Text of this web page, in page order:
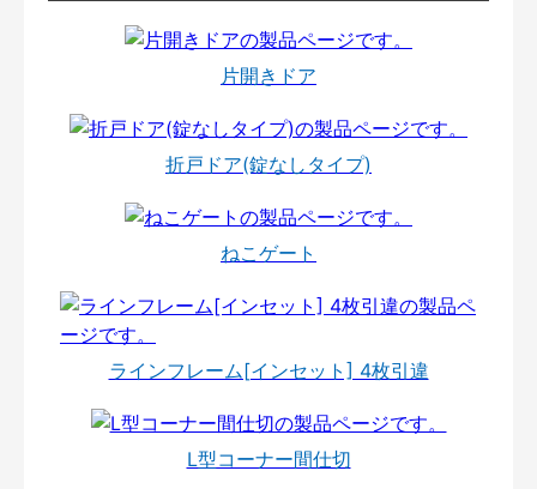
片開きドア
折戸ドア(錠なしタイプ)
ねこゲート
ラインフレーム[インセット] 4枚引違
L型コーナー間仕切